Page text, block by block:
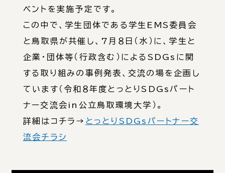
ベントを実施予定です。
この中で、学生団体である学生EMS委員会
と鳥取県が共催し、7月８日（水）に、学生と
企業・団体等（行政含む）によるSDGsに関
する取り組みの事例発表、交流の場を企画し
ています（令和８年度とっとりSDGsパート
ナー交流会in公立鳥取環境大学）。
詳細はコチラ→ とっとりSDGsパートナー交
流会チラシ